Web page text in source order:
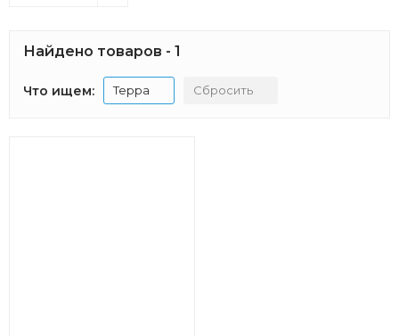
Найдено товаров - 1
Что ищем: Терра Сбросить